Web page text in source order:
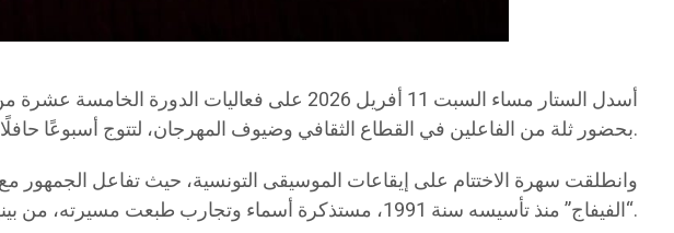
أسدل الستار مساء السبت 11 أفريل 2026 على
بحضور ثلة من الفاعلين في القطاع الثقافي وضيوف المهرجان، لتتوج أسبوعًا حافلًا بالعروض والورشات واللقاءات الفكرية التي راهنت على السينما كأداة للتعبير والتوعية.
وانطلقت سهرة الاختتام على إيقاعات الموسيقى التونسية، حيث تفاعل
“الفيفاج” منذ تأسيسه سنة 1991، مستذكرة أسماء وتجارب طبعت مسيرته، من بينها فترة إدارة المنتج الراحل نجيب عياد.